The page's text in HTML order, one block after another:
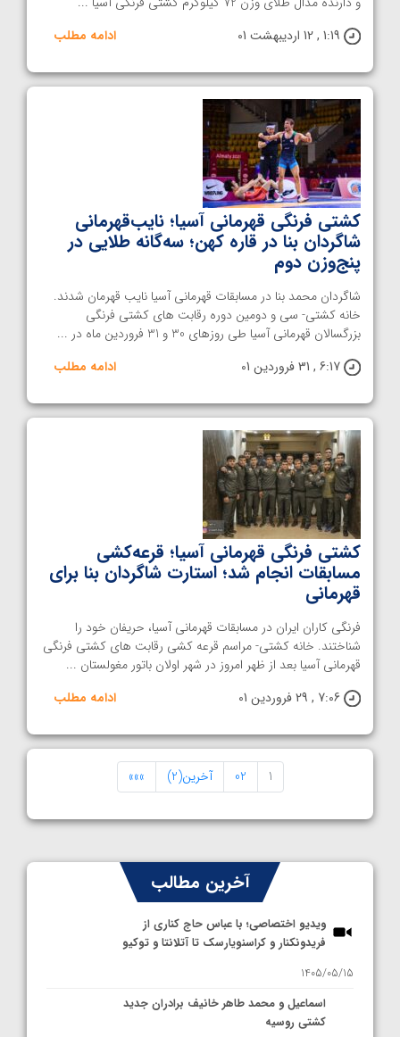
1:19 , 12 اردیبهشت 01
ادامه مطلب
کشتی فرنگی قهرمانی آسیا؛ نایب‌قهرمانی
شاگردان بنا در قاره کهن؛ سه‌گانه طلایی در
پنج‌وزن دوم
شاگردان محمد بنا در مسابقات قهرمانی آسیا نایب قهرمان شدند.
خانه کشتی- سی و دومین دوره رقابت های کشتی فرنگی
بزرگسالان قهرمانی آسیا طی روزهای 30 و 31 فروردین ماه در ...
6:17 , 31 فروردین 01
ادامه مطلب
کشتی فرنگی قهرمانی آسیا؛ قرعه‌کشی
مسابقات انجام شد؛ استارت شاگردان بنا برای
قهرمانی
فرنگی کاران ایران در مسابقات قهرمانی آسیا، حریفان خود را
شناختند. خانه کشتی- مراسم قرعه کشی رقابت های کشتی فرنگی
قهرمانی آسیا بعد از ظهر امروز در شهر اولان باتور مغولستان ...
7:06 , 29 فروردین 01
ادامه مطلب
1
02 آخرین(2) »»»
آخرین مطالب
ویدیو اختصاصی؛ با عباس حاج کناری از
فریدونکنار و کراسنویارسک تا آتلانتا و توکیو
1405/05/15
اسماعیل و محمد طاهر خانیف برادران جدید
کشتی روسیه